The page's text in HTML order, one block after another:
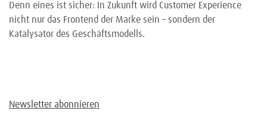
Denn eines ist sicher: In Zukunft wird Customer Experience
nicht nur das Frontend der Marke sein – sondern der
Katalysator des Geschäftsmodells.
Newsletter abonnieren